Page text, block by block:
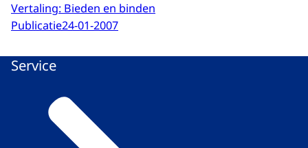
Vertaling: Bieden en binden
Publicatie24-01-2007
Service